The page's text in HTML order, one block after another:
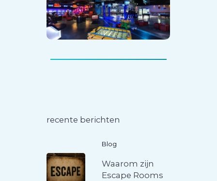
recente berichten
Blog
Waarom zijn
Escape Rooms